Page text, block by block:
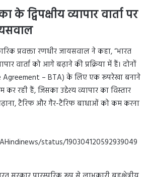
द्विपक्षीय व्यापार वार्ता पर
प्रवक्ता रणधीर जायसवाल ने कहा, “भारत
वार्ता को आगे बढ़ाने की प्रक्रिया में हैं। दोनों
Agreement – BTA) के लिए एक रूपरेखा बनाने
रही हैं, जिसका उद्देश्य व्यापार का विस्तार
टैरिफ और गैर-टैरिफ बाधाओं को कम करना
status/190304120592939049